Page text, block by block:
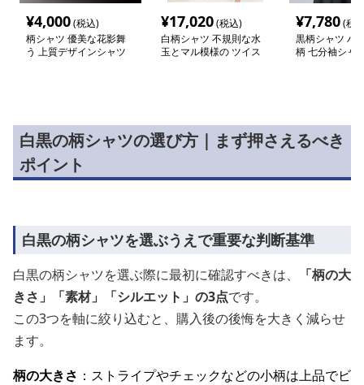
¥4,000(税込)
柄シャツ 優美な花影舞
う 上質デザインシャツ
¥17,020(税込)
白柄シャツ 不規則な水
玉とマル模様の ツイス
¥7,780(税
黒柄シャツ ハ
柄 七分袖シャ
白黒の柄シャツの選び方｜まず押さえるべき
ポイント
白黒の柄シャツを選ぶうえで重要な判断基準
白黒の柄シャツを選ぶ際に最初に確認すべきは、
「柄の大
きさ」「素材」「シルエット」の3点です。
この3つを軸に絞り込むと、購入後の後悔を大きく減らせ
ます。
柄の大きさ ：ストライプやチェックなどの小柄は上品でビ